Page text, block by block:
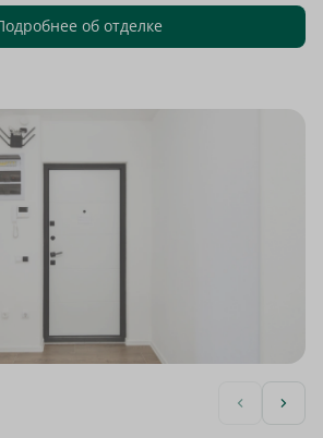
об отделке